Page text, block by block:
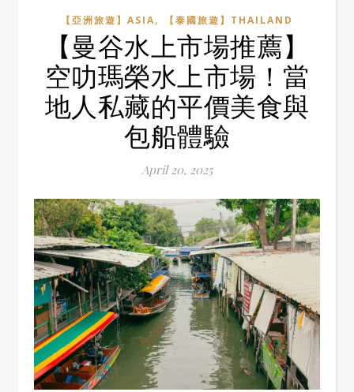
【亞洲旅遊】ASIA, 【泰國旅遊】THAILAND
【曼谷水上市場推薦】
空叻瑪榮水上市場！當
地人私藏的平價美食與
包船體驗
April 20, 2025